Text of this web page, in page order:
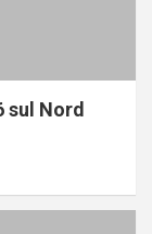
sul Nord